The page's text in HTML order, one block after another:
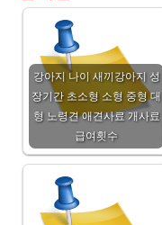
강아지 나이 새끼강아지 성
장기간 초소형 소형 중형 대
형 노령견 애견사료 개사료
급여횟수